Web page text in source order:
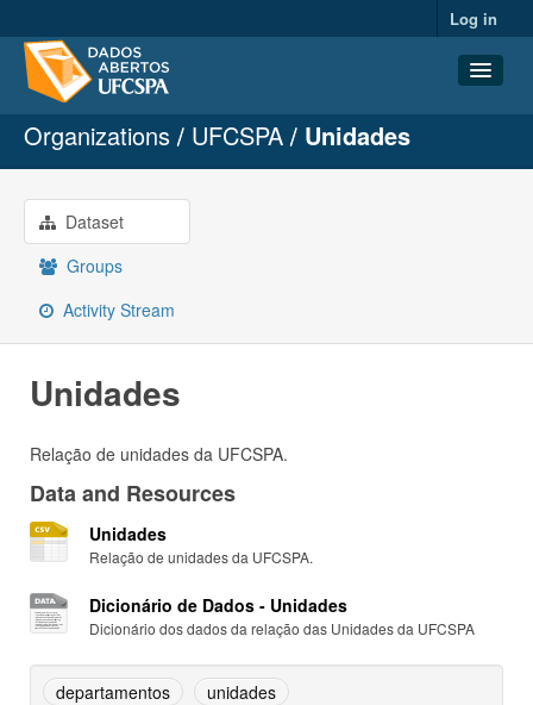
Log in
Datasets
Organizations
Groups
About
Organizations UFCSPA Unidades
Dataset
Groups
Activity Stream
Unidades
Relação de unidades da UFCSPA.
Data and Resources
Unidades
Relação de unidades da UFCSPA.
Dicionário de Dados - Unidades
Dicionário dos dados da relação das Unidades da UFCSPA
departamentos unidades